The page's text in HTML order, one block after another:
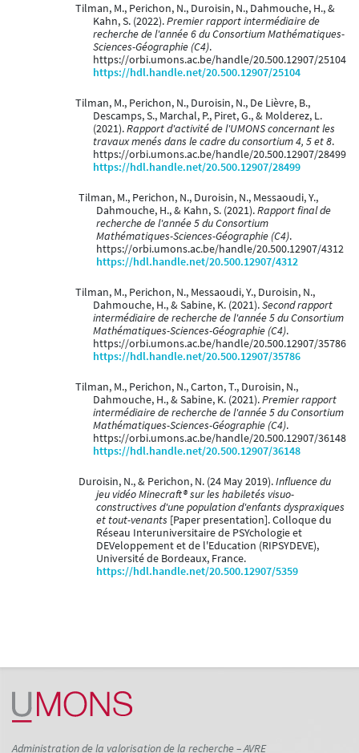
Tilman, M., Perichon, N., Duroisin, N., Dahmouche, H., &
Kahn, S. (2022).Premier rapport intermédiaire de
recherche de l'année 6 du Consortium Mathématiques-
Sciences-Géographie (C4).
https://orbi.umons.ac.be/handle/20.500.12907/25104
https://hdl.handle.net/20.500.12907/25104
Tilman, M., Perichon, N., Duroisin, N., De Lièvre, B.,
Descamps, S., Marchal, P., Piret, G., & Molderez, L.
(2021).Rapport d'activité de l'UMONS concernant les
travaux menés dans le cadre du consortium 4, 5 et 8.
https://orbi.umons.ac.be/handle/20.500.12907/28499
https://hdl.handle.net/20.500.12907/28499
Tilman, M., Perichon, N., Duroisin, N., Messaoudi, Y.,
Dahmouche, H., & Kahn, S. (2021).Rapport final de
recherche de l'année 5 du Consortium
Mathématiques-Sciences-Géographie (C4).
https://orbi.umons.ac.be/handle/20.500.12907/4312
https://hdl.handle.net/20.500.12907/4312
Tilman, M., Perichon, N., Messaoudi, Y., Duroisin, N.,
Dahmouche, H., & Sabine, K. (2021).Second rapport
intermédiaire de recherche de l'année 5 du Consortium
Mathématiques-Sciences-Géographie (C4).
https://orbi.umons.ac.be/handle/20.500.12907/35786
https://hdl.handle.net/20.500.12907/35786
Tilman, M., Perichon, N., Carton, T., Duroisin, N.,
Dahmouche, H., & Sabine, K. (2021).Premier rapport
intermédiaire de recherche de l'année 5 du Consortium
Mathématiques-Sciences-Géographie (C4).
https://orbi.umons.ac.be/handle/20.500.12907/36148
https://hdl.handle.net/20.500.12907/36148
Duroisin, N., & Perichon, N. (24 May 2019).Influence du
jeu vidéo Minecraft® sur les habiletés visuo-
constructives d'une population d'enfants dyspraxiques
et tout-venants [Paper presentation]. Colloque du
Réseau Interuniversitaire de PSYchologie et
DEVeloppement et de l'Education (RIPSYDEVE),
Université de Bordeaux, France.
https://hdl.handle.net/20.500.12907/5359
Administration de la valorisation de la recherche – AVRE